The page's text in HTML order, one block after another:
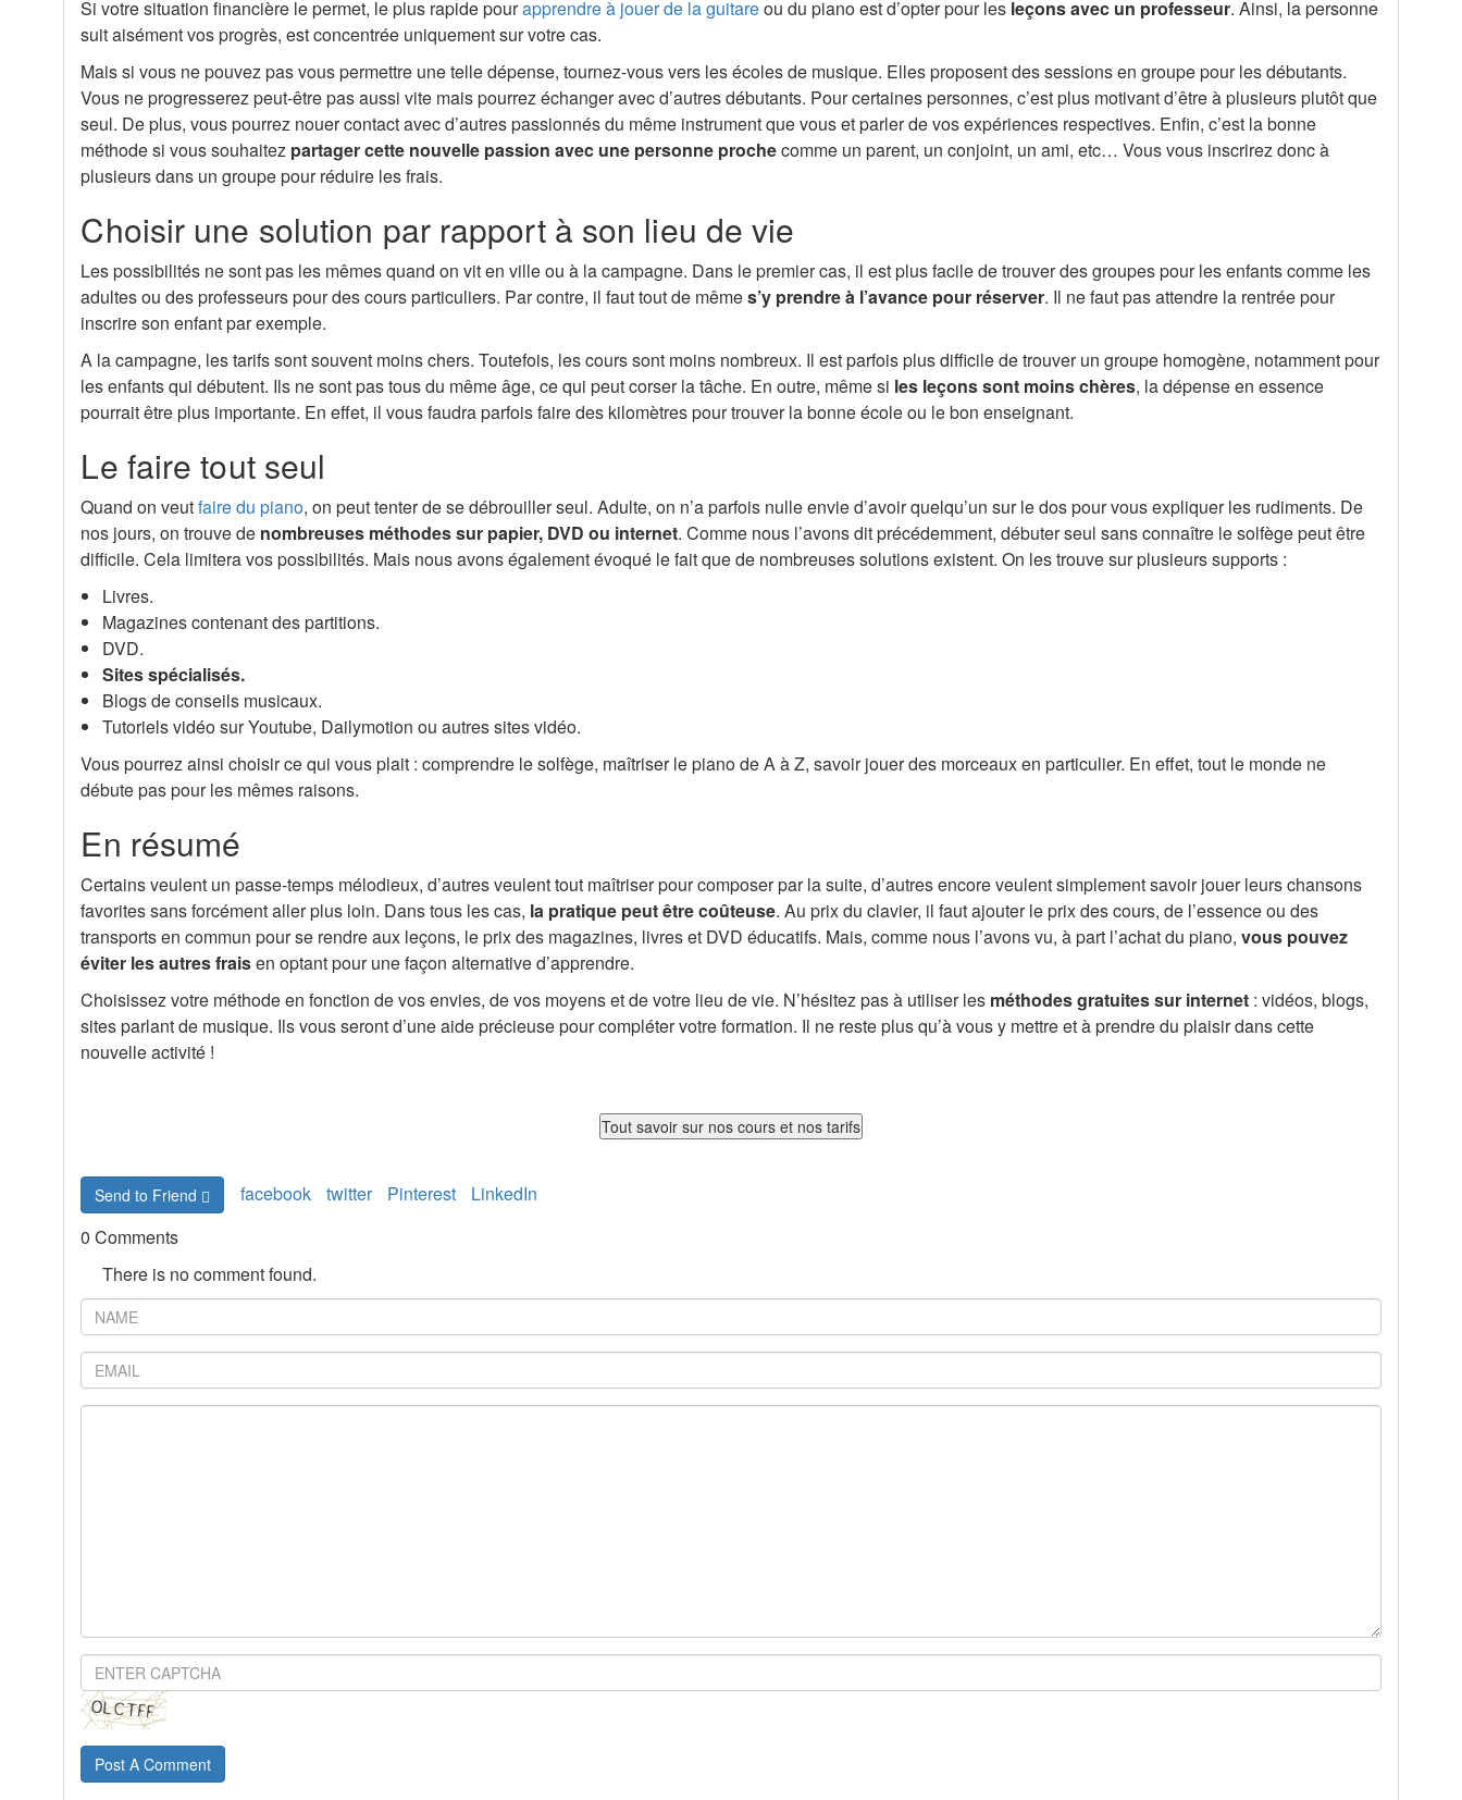
Si votre situation financière le permet, le plus rapide pourapprendre à jouer de la guitareou du piano est d’opter pour les leçons avec un professeur. Ainsi, la personne
suit aisément vos progrès, est concentrée uniquement sur votre cas.
Mais si vous ne pouvez pas vous permettre une telle dépense, tournez-vous vers les écoles de musique. Elles proposent des sessions en groupe pour les débutants.
Vous ne progresserez peut-être pas aussi vite mais pourrez échanger avec d’autres débutants. Pour certaines personnes, c’est plus motivant d’être à plusieurs plutôt que
seul. De plus, vous pourrez nouer contact avec d’autres passionnés du même instrument que vous et parler de vos expériences respectives. Enfin, c’est la bonne
méthode si vous souhaitez partager cette nouvelle passion avec une personne prochecomme un parent, un conjoint, un ami, etc… Vous vous inscrirez donc à
plusieurs dans un groupe pour réduire les frais.
Choisir une solution par rapport à son lieu de vie
Les possibilités ne sont pas les mêmes quand on vit en ville ou à la campagne. Dans le premier cas, il est plus facile de trouver des groupes pour les enfants comme les
adultes ou des professeurs pour des cours particuliers. Par contre, il faut tout de mêmes’y prendre à l’avance pour réserver. Il ne faut pas attendre la rentrée pour
inscrire son enfant par exemple.
A la campagne, les tarifs sont souvent moins chers. Toutefois, les cours sont moins nombreux. Il est parfois plus difficile de trouver un groupe homogène, notamment pour
les enfants qui débutent. Ils ne sont pas tous du même âge, ce qui peut corser la tâche. En outre, même si les leçons sont moins chères, la dépense en essence
pourrait être plus importante. En effet, il vous faudra parfois faire des kilomètres pour trouver la bonne école ou le bon enseignant.
Le faire tout seul
Quand on veutfaire du piano, on peut tenter de se débrouiller seul. Adulte, on n’a parfois nulle envie d’avoir quelqu’un sur le dos pour vous expliquer les rudiments. De
nos jours, on trouve de nombreuses méthodes sur papier, DVD ou internet. Comme nous l’avons dit précédemment, débuter seul sans connaître le solfège peut être
difficile. Cela limitera vos possibilités. Mais nous avons également évoqué le fait que de nombreuses solutions existent. On les trouve sur plusieurs supports :
Livres.
Magazines contenant des partitions.
DVD.
Sites spécialisés.
Blogs de conseils musicaux.
Tutoriels vidéo sur Youtube, Dailymotion ou autres sites vidéo.
Vous pourrez ainsi choisir ce qui vous plait : comprendre le solfège, maîtriser le piano de A à Z, savoir jouer des morceaux en particulier. En effet, tout le monde ne
débute pas pour les mêmes raisons.
En résumé
Certains veulent un passe-temps mélodieux, d’autres veulent tout maîtriser pour composer par la suite, d’autres encore veulent simplement savoir jouer leurs chansons
favorites sans forcément aller plus loin. Dans tous les cas, la pratique peut être coûteuse. Au prix du clavier, il faut ajouter le prix des cours, de l’essence ou des
transports en commun pour se rendre aux leçons, le prix des magazines, livres et DVD éducatifs. Mais, comme nous l’avons vu, à part l’achat du piano,vous pouvez
éviter les autres fraisen optant pour une façon alternative d’apprendre.
Choisissez votre méthode en fonction de vos envies, de vos moyens et de votre lieu de vie. N’hésitez pas à utiliser les méthodes gratuites sur internet : vidéos, blogs,
sites parlant de musique. Ils vous seront d’une aide précieuse pour compléter votre formation. Il ne reste plus qu’à vous y mettre et à prendre du plaisir dans cette
nouvelle activité !
Send to Friend facebook twitter Pinterest
LinkedIn
0 Comments
There is no comment found.
Post A Comment